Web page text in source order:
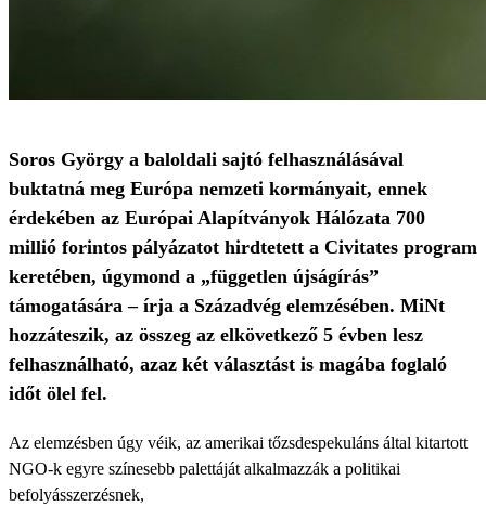
Soros György a baloldali sajtó felhasználásával
buktatná meg Európa nemzeti kormányait, ennek
érdekében az Európai Alapítványok Hálózata 700
millió forintos pályázatot hirdtetett a Civitates program
keretében, úgymond a „független újságírás”
támogatására – írja a Századvég elemzésében. MiNt
hozzáteszik, az összeg az elkövetkező 5 évben lesz
felhasználható, azaz két választást is magába foglaló
időt ölel fel.
Az elemzésben úgy véik, az amerikai tőzsdespekuláns által kitartott
NGO-k egyre színesebb palettáját alkalmazzák a politikai
befolyásszerzésnek,